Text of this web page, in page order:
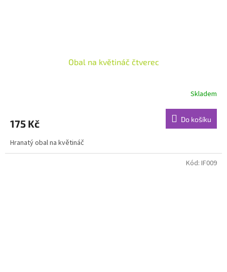
Obal na květináč čtverec
Skladem
175 Kč Do košíku
Hranatý obal na květináč
Kód: IF009